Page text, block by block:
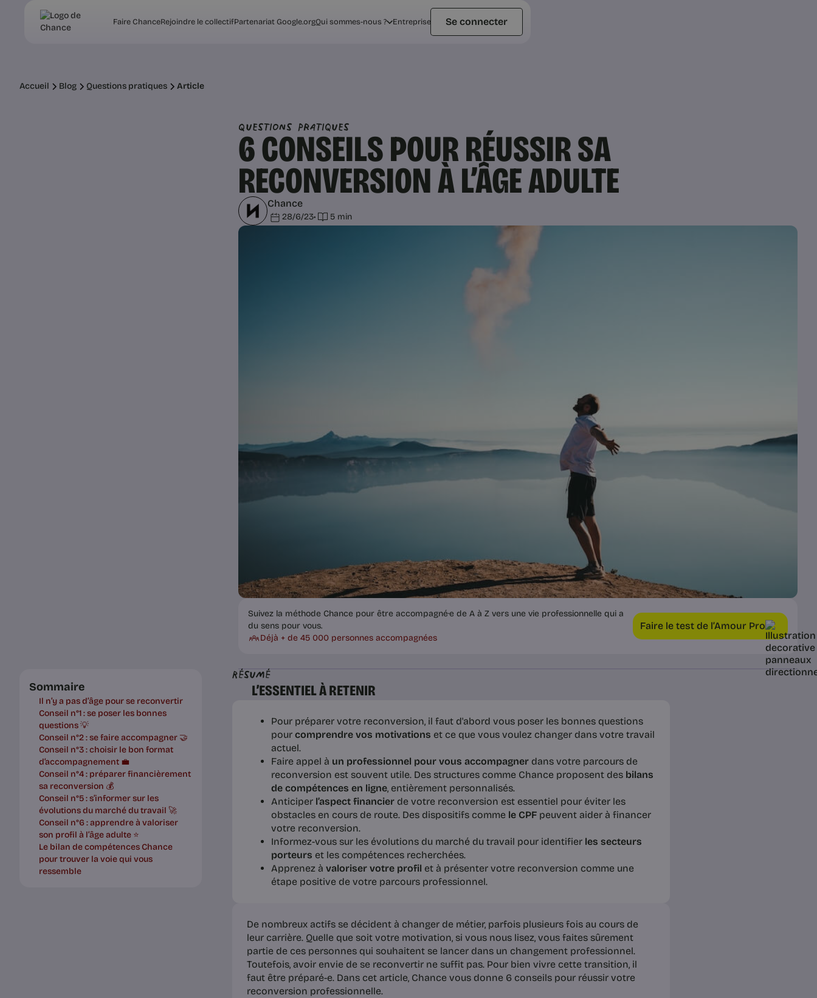
Faire ChanceRejoindre le collectifPartenariat Google.orgQui sommes-nous ? Entreprise Se connecter
Accueil Blog Questions pratiques Article
Questions pratiques
6 CONSEILS POUR RÉUSSIR SA
RECONVERSION À L’ÂGE ADULTE
Chance
28/6/23• 5 min
Suivez la méthode Chance pour être accompagné·e de A à Z vers une vie professionnelle qui a
du sens pour vous.
Déjà + de 45 000 personnes accompagnées
Faire le test de l’Amour Pro
Sommaire
Il n’y a pas d’âge pour se reconvertir
Conseil n°1 : se poser les bonnes
questions 💡
Conseil n°2 : se faire accompagner 🤝
Conseil n°3 : choisir le bon format
d’accompagnement 💼
Conseil n°4 : préparer financièrement
sa reconversion 💰
Conseil n°5 : s’informer sur les
évolutions du marché du travail 🚀
Conseil n°6 : apprendre à valoriser
son profil à l’âge adulte ⭐️
Le bilan de compétences Chance
pour trouver la voie qui vous
ressemble
Résumé
L’ESSENTIEL À RETENIR
Pour préparer votre reconversion, il faut d'abord vous poser les bonnes questions
pour comprendre vos motivations et ce que vous voulez changer dans votre travail
actuel.
Faire appel à un professionnel pour vous accompagner dans votre parcours de
reconversion est souvent utile. Des structures comme Chance proposent des bilans
de compétences en ligne, entièrement personnalisés.
Anticiper l’aspect financier de votre reconversion est essentiel pour éviter les
obstacles en cours de route. Des dispositifs comme le CPF peuvent aider à financer
votre reconversion.
Informez-vous sur les évolutions du marché du travail pour identifier les secteurs
porteurs et les compétences recherchées.
Apprenez à valoriser votre profil et à présenter votre reconversion comme une
étape positive de votre parcours professionnel.
De nombreux actifs se décident à changer de métier, parfois plusieurs fois au cours de
leur carrière. Quelle que soit votre motivation, si vous nous lisez, vous faites sûrement
partie de ces personnes qui souhaitent se lancer dans un changement professionnel.
Toutefois, avoir envie de se reconvertir ne suffit pas. Pour bien vivre cette transition, il
faut être préparé-e. Dans cet article, Chance vous donne 6 conseils pour réussir votre
reconversion professionnelle.